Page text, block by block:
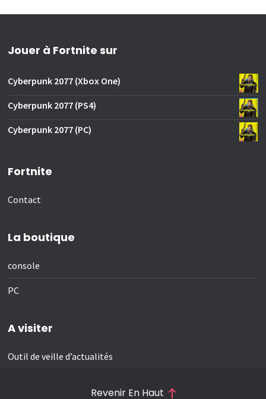
Jouer à Fortnite sur
Cyberpunk 2077 (Xbox One)
Cyberpunk 2077 (PS4)
Cyberpunk 2077 (PC)
Fortnite
Contact
La boutique
console
PC
A visiter
Outil de veille d’actualités
Revenir En Haut